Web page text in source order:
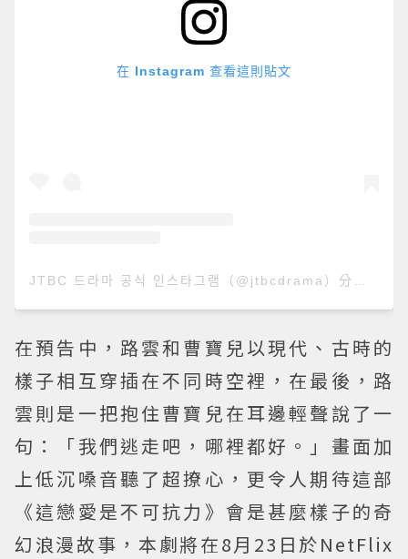
在 Instagram 查看這則貼文
JTBC 드라마 공식 인스타그램（@jtbcdrama）分享的貼文
在預告中，路雲和曹寶兒以現代、古時的
樣子相互穿插在不同時空裡，在最後，路
雲則是一把抱住曹寶兒在耳邊輕聲說了一
句：「我們逃走吧，哪裡都好。」畫面加
上低沉嗓音聽了超撩心，更令人期待這部
《這戀愛是不可抗力》會是甚麼樣子的奇
幻浪漫故事，本劇將在8月23日於NetFlix